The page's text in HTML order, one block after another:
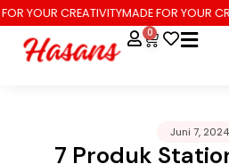
CREATIVITYMADE FOR YOUR
0
Juni 7, 2024
7 Produk